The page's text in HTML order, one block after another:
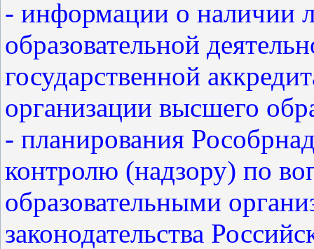
- информации о наличии
образовательной
государственной
организации высшего
- планирования
контролю (надзору) по
образовательными
законодательства